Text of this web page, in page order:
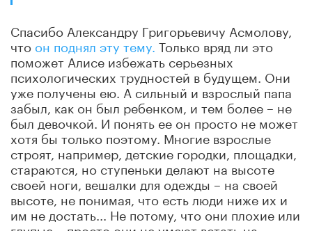
Спасибо Александру Григорьевичу Асмолову,
что он поднял эту тему. Только вряд ли это
поможет Алисе избежать серьезных
психологических трудностей в будущем. Они
уже получены ею. А сильный и взрослый папа
забыл, как он был ребенком, и тем более – не
был девочкой. И понять ее он просто не может
хотя бы только поэтому. Многие взрослые
строят, например, детские городки, площадки,
стараются, но ступеньки делают на высоте
своей ноги, вешалки для одежды – на своей
высоте, не понимая, что есть люди ниже их и
им не достать... Не потому, что они плохие или